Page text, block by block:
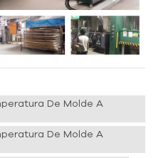
De Molde A
De Molde A